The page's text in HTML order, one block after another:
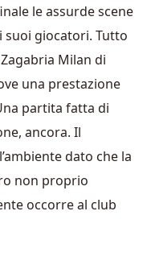
le assurde scene
suoi giocatori. Tutto
Milan di
una prestazione
partita fatta di
ancora. Il
dato che la
non proprio
occorre al club